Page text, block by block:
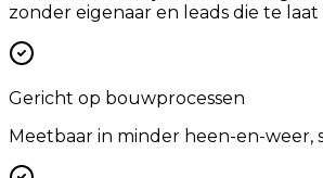
zonder eigenaar en leads die te
Gericht op bouwprocessen
Meetbaar in minder heen-en-